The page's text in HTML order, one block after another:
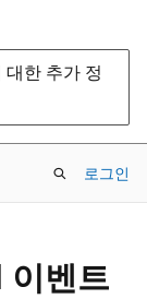
한 추가 정
로그인
벤트